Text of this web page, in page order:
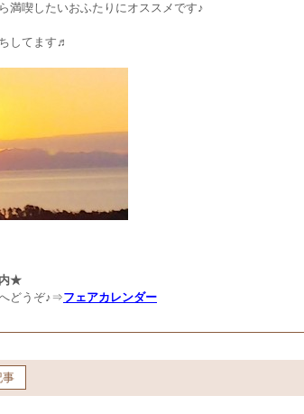
満喫したいおふたりにオススメです♪
してます♬
★
どうぞ♪⇒フェアカレンダー
事